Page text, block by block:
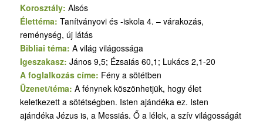
Korosztály: Alsós
Élettéma: Tanítványovi és -iskola 4. – várakozás,
reménység, új látás
Bibliai téma: A világ világossága
Igeszakasz: János 9,5; Ézsaiás 60,1; Lukács 2,1-20
A foglalkozás címe: Fény a sötétben
Üzenet/téma: A fénynek köszönhetjük, hogy élet
keletkezett a sötétségben. Isten ajándéka ez. Isten
ajándéka Jézus is, a Messiás. Ő a lélek, a szív világosságát